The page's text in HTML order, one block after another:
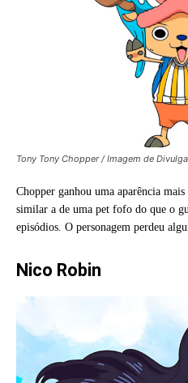
Tony Tony Chopper / Imagem de
Chopper ganhou uma aparência
similar a de uma pet fofo do que o
episódios. O personagem perdeu
Nico Robin